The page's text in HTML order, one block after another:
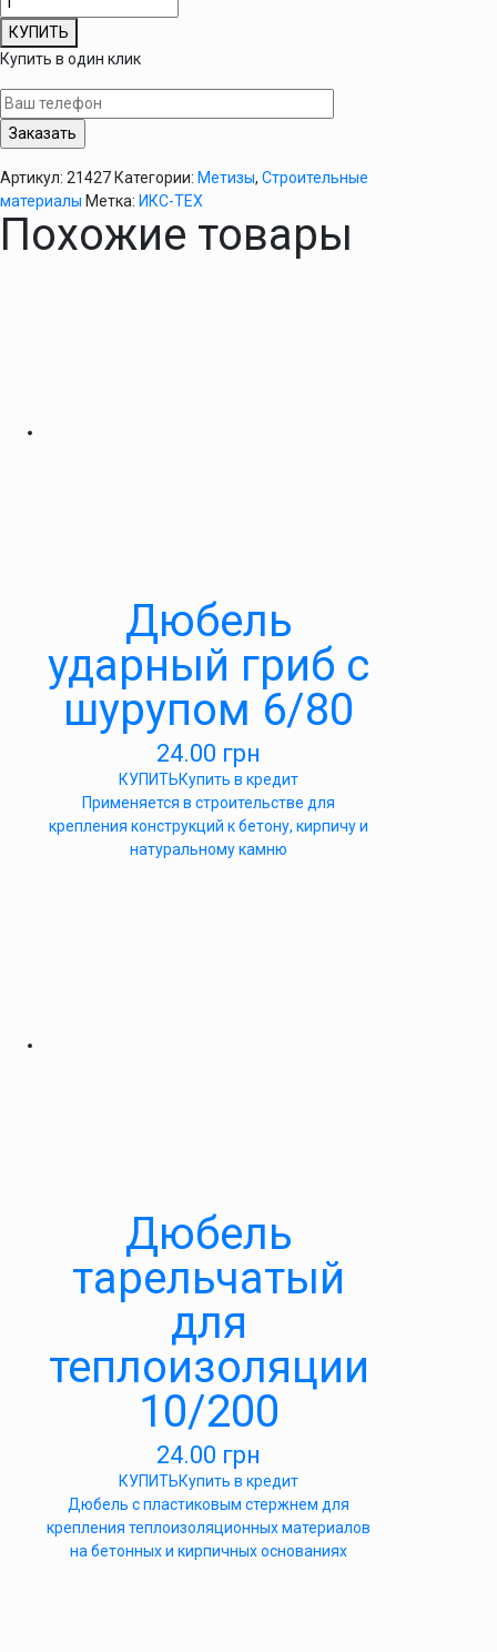
товара
Саморез
для
гипсокартона
по
дереву
100
шт
КУПИТЬ
Купить в один клик
Артикул: 21427 Категории: Метизы, Строительные
материалы Метка: ИКС-ТЕХ
Похожие товары
Дюбель
ударный гриб с
шурупом 6/80
24.00 грн
КУПИТЬКупить в кредит
Применяется в строительстве для
крепления конструкций к бетону, кирпичу и
натуральному камню
Дюбель
тарельчатый
для
теплоизоляции
10/200
24.00 грн
КУПИТЬКупить в кредит
Дюбель с пластиковым стержнем для
крепления теплоизоляционных материалов
на бетонных и кирпичных основаниях